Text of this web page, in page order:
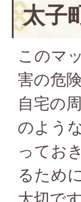
太子
このマ
害の危
自宅の
のよう
ってお
るため